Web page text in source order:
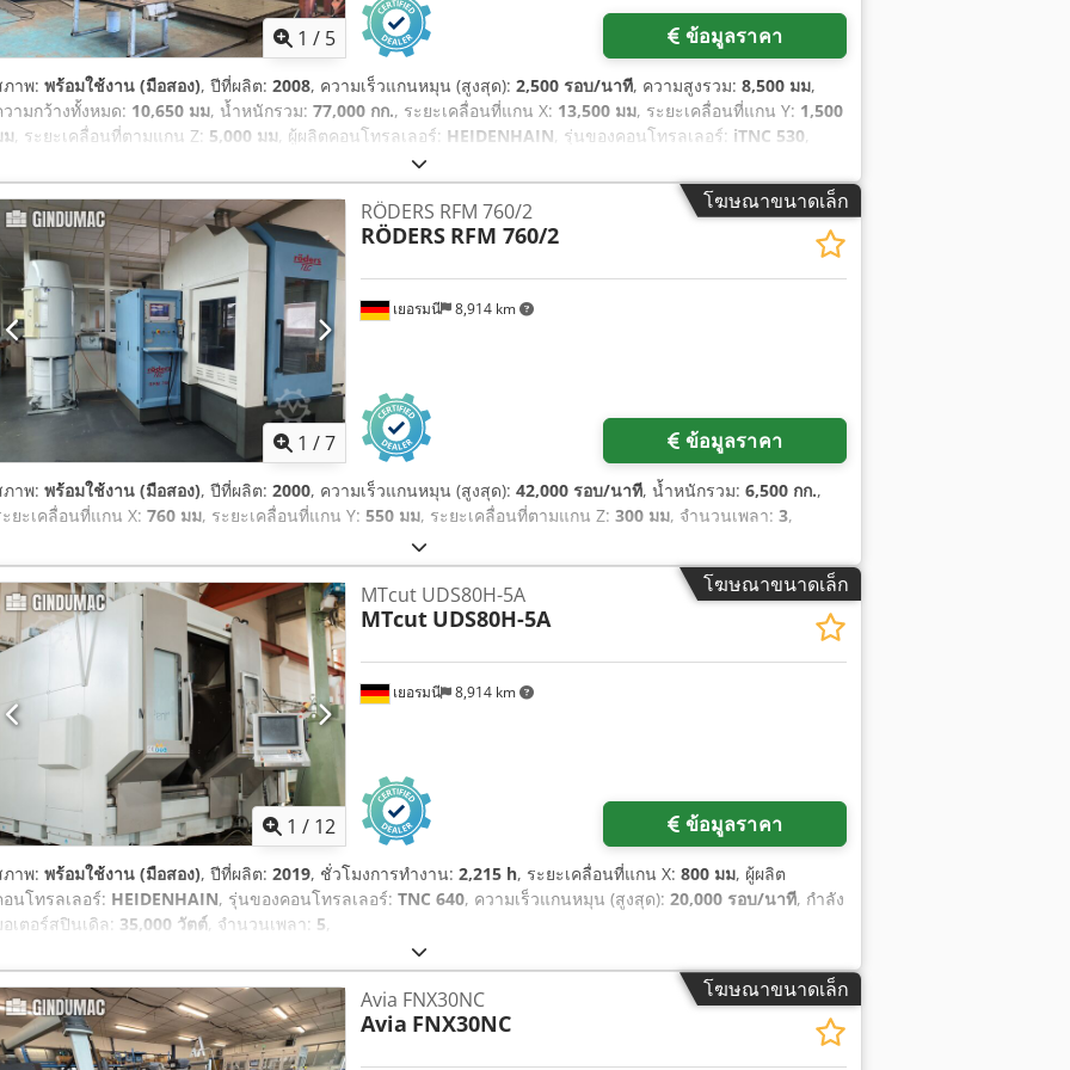
1 / 5 ข้อมูลราคา
าพ: พร้อมใช้งาน (มือสอง), ปีที่ผลิต: 2008, ความเร็วแกนหมุน (สูงสุด): 2,500 รอบ/นาที, ความสูงรวม: 8,500 มม,
ามกว้างทั้งหมด: 10,650 มม, น้ำหนักรวม: 77,000 กก., ระยะเคลื่อนที่แกน X: 13,500 มม, ระยะเคลื่อนที่แกน Y: 1,500
, ระยะเคลื่อนที่ตามแกน Z: 5,000 มม, ผู้ผลิตคอนโทรลเลอร์: HEIDENHAIN, รุ่นของคอนโทรลเลอร์: iTNC 530,
, ความยาวผลิตภัณฑ์ (สูงสุด):
รื่องมือ:20,000 g, จำนวนช่องของแมกกาซีนเครื่องมือ:60, จำนวนเพลา:3,
โฆษณาขนาดเล็ก
1 /7
เยอรมนี 8,914 km
RÖDERS RFM 760/2
RÖDERS RFM 760/2
ข้อมูลราคา
าพ: พร้อมใช้งาน (มือสอง), ปีที่ผลิต: 2000, ความเร็วแกนหมุน (สูงสุด): 42,000 รอบ/นาที, น้ำหนักรวม: 6,500 กก.,
ยะเคลื่อนที่แกน X: 760 มม, ระยะเคลื่อนที่แกน Y: 550 มม, ระยะเคลื่อนที่ตามแกน Z: 300 มม, จำนวนเพลา: 3,
โฆษณาขนาดเล็ก
1 / 12
เยอรมนี 8,914 km
MTcut UDS80H-5A
MTcut UDS80H-5A
ข้อมูลราคา
าพ: พร้อมใช้งาน (มือสอง), ปีที่ผลิต: 2019, ชั่วโมงการทำงาน: 2,215 h, ระยะเคลื่อนที่แกน X: 800 มม, ผู้ผลิต
นโทรลเลอร์: HEIDENHAIN, รุ่นของคอนโทรลเลอร์: TNC 640, ความเร็วแกนหมุน (สูงสุด): 20,000 รอบ/นาที, กำลัง
เตอร์สปินเดิล: 35,000 วัตต์, จำนวนเพลา: 5,
โฆษณาขนาดเล็ก
Avia FNX30NC
Avia FNX30NC